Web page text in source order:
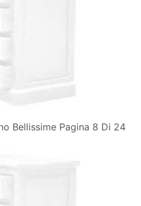
Bellissime Pagina 8 Di 24